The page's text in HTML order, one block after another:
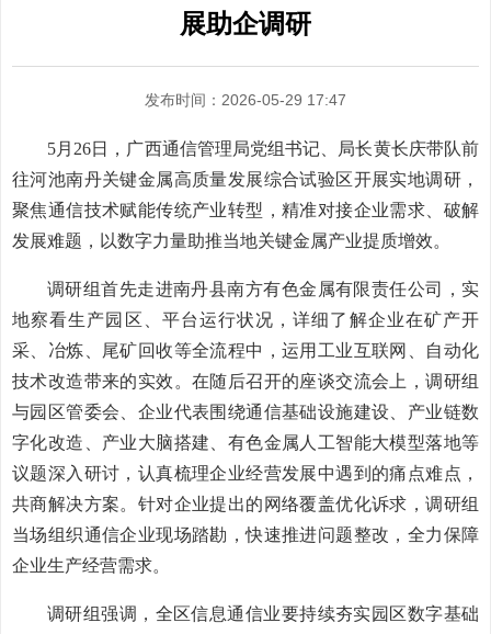
展助企调研
发布时间：2026-05-29 17:47
5月26日，广西通信管理局党组书记、局长黄长庆带队前
往河池南丹关键金属高质量发展综合试验区开展实地调研，
聚焦通信技术赋能传统产业转型，精准对接企业需求、破解
发展难题，以数字力量助推当地关键金属产业提质增效。
调研组首先走进南丹县南方有色金属有限责任公司，实
地察看生产园区、平台运行状况，详细了解企业在矿产开
采、冶炼、尾矿回收等全流程中，运用工业互联网、自动化
技术改造带来的实效。在随后召开的座谈交流会上，调研组
与园区管委会、企业代表围绕通信基础设施建设、产业链数
字化改造、产业大脑搭建、有色金属人工智能大模型落地等
议题深入研讨，认真梳理企业经营发展中遇到的痛点难点，
共商解决方案。针对企业提出的网络覆盖优化诉求，调研组
当场组织通信企业现场踏勘，快速推进问题整改，全力保障
企业生产经营需求。
调研组强调，全区信息通信业要持续夯实园区数字基础